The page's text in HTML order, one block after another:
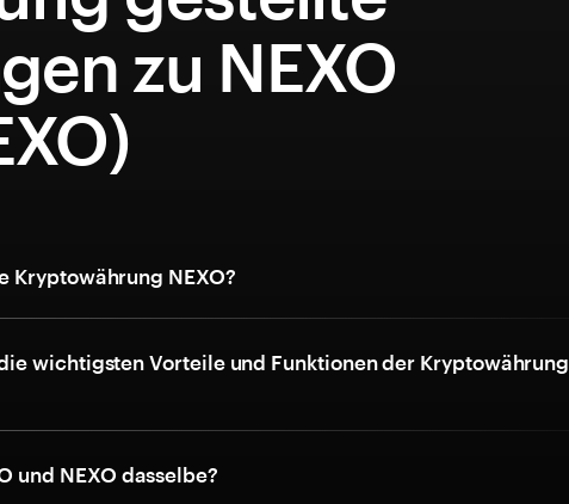
zu NEXO
Kryptowährung NEXO?
wichtigsten Vorteile und Funktionen der Kryptowährung
und NEXO dasselbe?